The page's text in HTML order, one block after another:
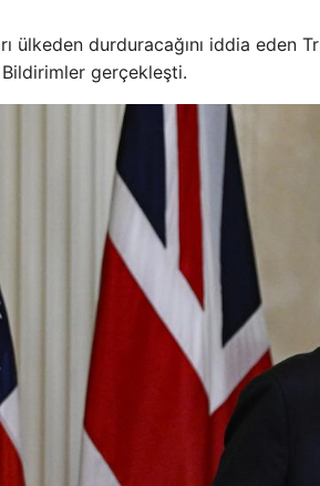
ülkeden durduracağını iddia eden
gerçekleşti.